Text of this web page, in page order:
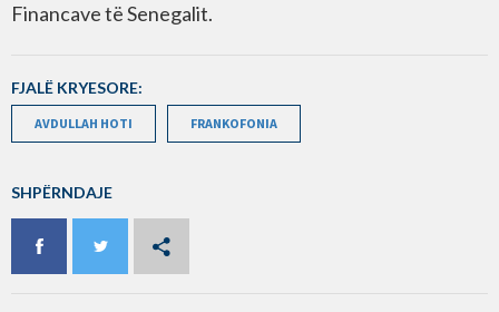
Financave të Senegalit.
FJALË KRYESORE:
AVDULLAH HOTI FRANKOFONIA
SHPËRNDAJE